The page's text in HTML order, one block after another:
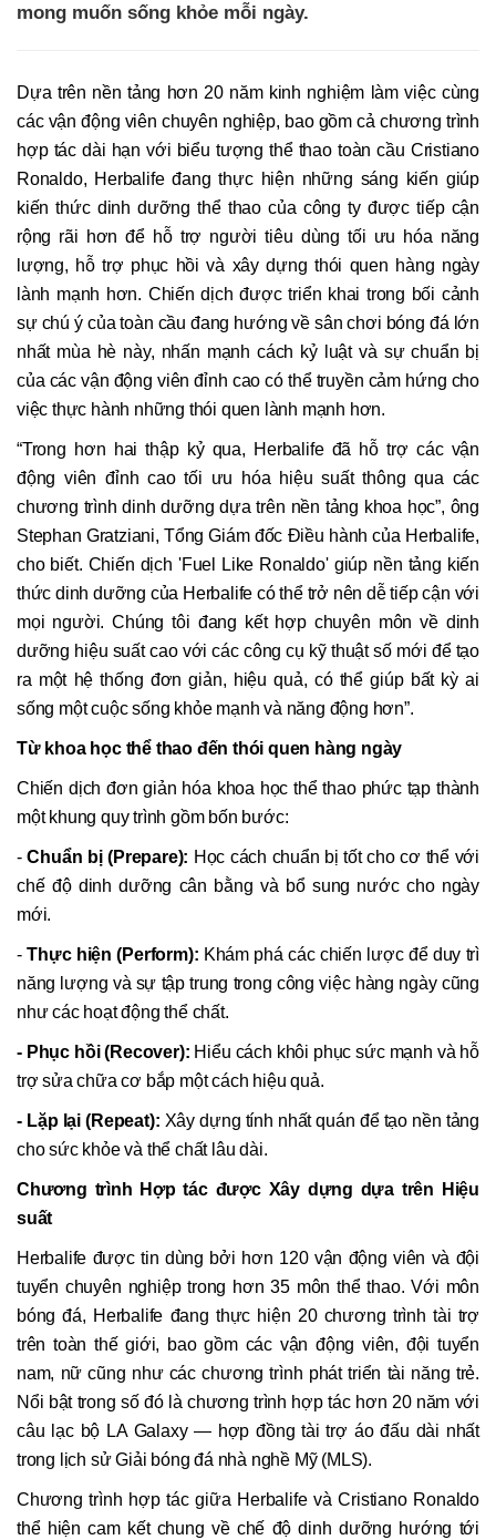
mong muốn sống khỏe mỗi ngày.
Dựa trên nền tảng hơn 20 năm kinh nghiệm làm việc cùng
các vận động viên chuyên nghiệp, bao gồm cả chương trình
hợp tác dài hạn với biểu tượng thể thao toàn cầu Cristiano
Ronaldo, Herbalife đang thực hiện những sáng kiến giúp
kiến thức dinh dưỡng thể thao của công ty được tiếp cận
rộng rãi hơn để hỗ trợ người tiêu dùng tối ưu hóa năng
lượng, hỗ trợ phục hồi và xây dựng thói quen hàng ngày
lành mạnh hơn. Chiến dịch được triển khai trong bối cảnh
sự chú ý của toàn cầu đang hướng về sân chơi bóng đá lớn
nhất mùa hè này, nhấn mạnh cách kỷ luật và sự chuẩn bị
của các vận động viên đỉnh cao có thể truyền cảm hứng cho
việc thực hành những thói quen lành mạnh hơn.
“Trong hơn hai thập kỷ qua, Herbalife đã hỗ trợ các vận
động viên đỉnh cao tối ưu hóa hiệu suất thông qua các
chương trình dinh dưỡng dựa trên nền tảng khoa học”, ông
Stephan Gratziani, Tổng Giám đốc Điều hành của Herbalife,
cho biết. Chiến dịch 'Fuel Like Ronaldo' giúp nền tảng kiến
thức dinh dưỡng của Herbalife có thể trở nên dễ tiếp cận với
mọi người. Chúng tôi đang kết hợp chuyên môn về dinh
dưỡng hiệu suất cao với các công cụ kỹ thuật số mới để tạo
ra một hệ thống đơn giản, hiệu quả, có thể giúp bất kỳ ai
sống một cuộc sống khỏe mạnh và năng động hơn”.
Từ khoa học thể thao đến thói quen hàng ngày
Chiến dịch đơn giản hóa khoa học thể thao phức tạp thành
một khung quy trình gồm bốn bước:
-Chuẩn bị (Prepare): Học cách chuẩn bị tốt cho cơ thể với
chế độ dinh dưỡng cân bằng và bổ sung nước cho ngày
mới.
-Thực hiện (Perform): Khám phá các chiến lược để duy trì
năng lượng và sự tập trung trong công việc hàng ngày cũng
như các hoạt động thể chất.
- Phục hồi (Recover): Hiểu cách khôi phục sức mạnh và hỗ
trợ sửa chữa cơ bắp một cách hiệu quả.
- Lặp lại (Repeat): Xây dựng tính nhất quán để tạo nền tảng
cho sức khỏe và thể chất lâu dài.
Chương trình Hợp tác được Xây dựng dựa trên Hiệu
suất
Herbalife được tin dùng bởi hơn 120 vận động viên và đội
tuyển chuyên nghiệp trong hơn 35 môn thể thao. Với môn
bóng đá, Herbalife đang thực hiện 20 chương trình tài trợ
trên toàn thế giới, bao gồm các vận động viên, đội tuyển
nam, nữ cũng như các chương trình phát triển tài năng trẻ.
Nổi bật trong số đó là chương trình hợp tác hơn 20 năm với
câu lạc bộ LA Galaxy — hợp đồng tài trợ áo đấu dài nhất
trong lịch sử Giải bóng đá nhà nghề Mỹ (MLS).
Chương trình hợp tác giữa Herbalife và Cristiano Ronaldo
thể hiện cam kết chung về chế độ dinh dưỡng hướng tới